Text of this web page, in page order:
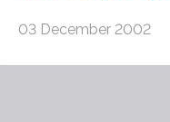
03 December 2002